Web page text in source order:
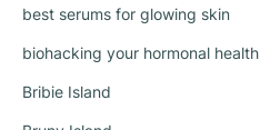
best serums for glowing skin
biohacking your hormonal health
Bribie Island